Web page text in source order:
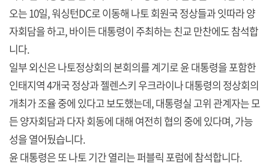
오는 10일, 워싱턴DC로 이동해 나토 회원국 정상들과 잇따라 양
자회담을 하고, 바이든 대통령이 주최하는 친교 만찬에도 참석합
니다.
일부 외신은 나토정상회의 본회의를 계기로 윤 대통령을 포함한
인태지역 4개국 정상과 젤렌스키 우크라이나 대통령의 정상회의
개최가 조율 중에 있다고 보도했는데, 대통령실 고위 관계자는 모
든 양자회담과 다자 회동에 대해 여전히 협의 중에 있다며, 가능
성을 열어뒀습니다.
윤 대통령은 또 나토 기간 열리는 퍼블릭 포럼에 참석합니다.